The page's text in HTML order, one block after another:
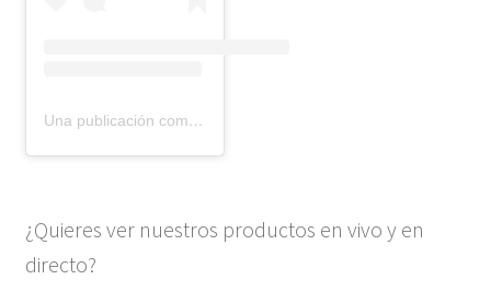
Una publicación compartida de BMR models (@bmr_models)
¿Quieres ver nuestros productos en vivo y en
directo?